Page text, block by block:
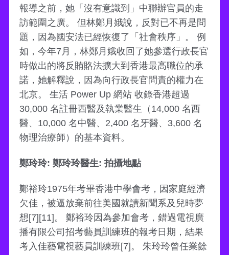
報導之前，她「沒有意識到」中聯辦官員的走
訪範圍之廣。 但林鄭月娥說，反對已不再是問
題，因為國安法已經恢復了「社會秩序」。 例
如，今年7月，林鄭月娥收回了她參選行政長官
時做出的將反賄賂法擴大到香港最高職位的承
諾，她解釋說，因為向行政長官問責的權力在
北京。 生活 Power Up 網站 收錄香港超過
30,000 名註冊西醫及執業醫生（14,000 名西
醫、10,000 名中醫、2,400 名牙醫、3,600 名
物理治療師）的基本資料。
鄭玲玲: 鄭玲玲醫生: 拍攝地點
鄭裕玲1975年考畢香港中學會考，因家庭經濟
欠佳，被逼放棄前往美國就讀新聞系及兒時夢
想[7][11]。 鄭裕玲因為參加會考，錯過電視廣
播有限公司招考藝員訓練班的報考日期，結果
考入佳藝電視藝員訓練班[7]。 朱玲玲曾任業餘